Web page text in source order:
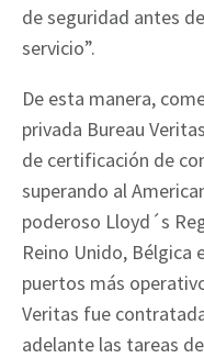
de seguridad antes
servicio”.
De esta manera,
privada Bureau
de certificación de
superando al
poderoso Lloyd´s
Reino Unido, Bélgica
puertos más
Veritas fue
adelante las tareas